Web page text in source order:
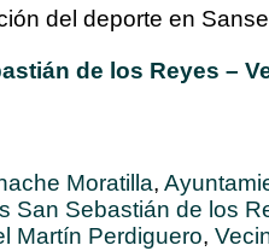
del deporte en Sanse
de los Reyes –
Moratilla,
San Sebastián de los
Martín Perdiguero,